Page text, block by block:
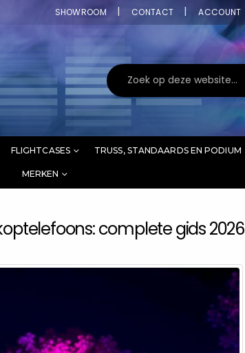
SHOWROOM CONTACT ACCOUNT
FLIGHTCASES TRUSS, STANDAARDS EN PODIUM
MERKEN
complete gids 2026